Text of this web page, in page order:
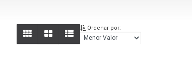
Ordenar por: